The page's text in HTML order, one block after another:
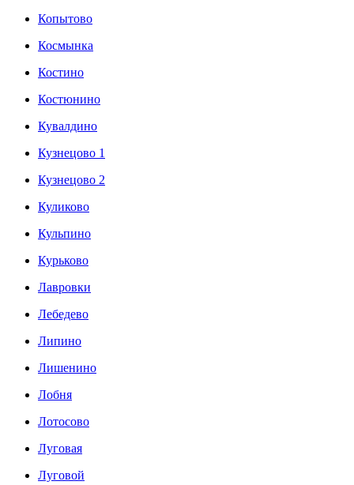
Копытово
Космынка
Костино
Костюнино
Кувалдино
Кузнецово 1
Кузнецово 2
Куликово
Кульпино
Курьково
Лавровки
Лебедево
Липино
Лишенино
Лобня
Лотосово
Луговая
Луговой